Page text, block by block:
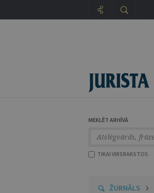
MEKLĒT ARHĪVĀ
TIKAI VIRSRAKSTOS
ŽURNĀLS